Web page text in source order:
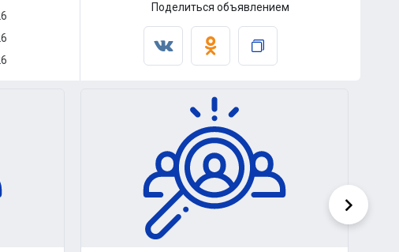
Поделиться объявлением